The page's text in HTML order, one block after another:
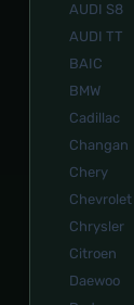
AUDI S8
AUDI TT
BAIC
BMW
Cadillac
Changan
Chery
Chevrolet
Chrysler
Citroen
Daewoo